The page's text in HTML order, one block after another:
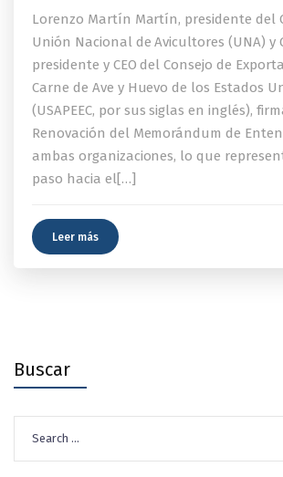
Lorenzo Martín Martín, presidente del
Unión Nacional de Avicultores (UNA) y
presidente y CEO del Consejo de
Carne de Ave y Huevo de los Estados
(USAPEEC, por sus siglas en inglés),
Renovación del Memorándum de
ambas organizaciones, lo que
paso hacia el[…]
Leer más
Buscar
for: